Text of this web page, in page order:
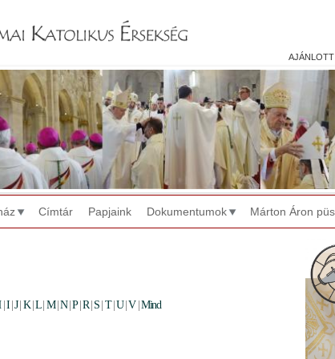
ajánlott
Címtár Papjaink Dokumentumok Márton Áron
I |J K |L M N |P R S T |U |V Mind